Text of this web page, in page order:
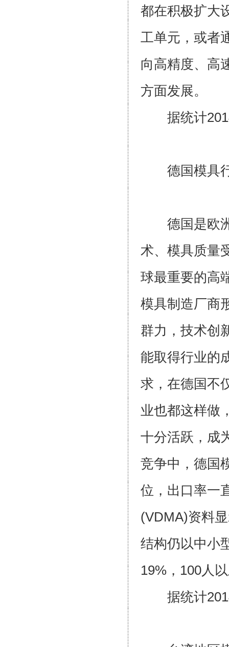
都在积极扩大
工单元，或者
向高精度、高
方面发展
据统计
德国模
德国是欧洲
术、模具质量
球最重要的高
模具制造厂商
群力，技术创
能取得行业的
求，在德国不
业也都这样做
十分活跃，成
竞争中，德国
位，出口率一
(VDMA)资料
结构仍以中小
19%，100
据统计